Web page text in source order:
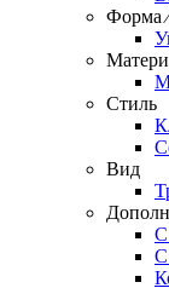
Форма
Стиль
Вид
С
С